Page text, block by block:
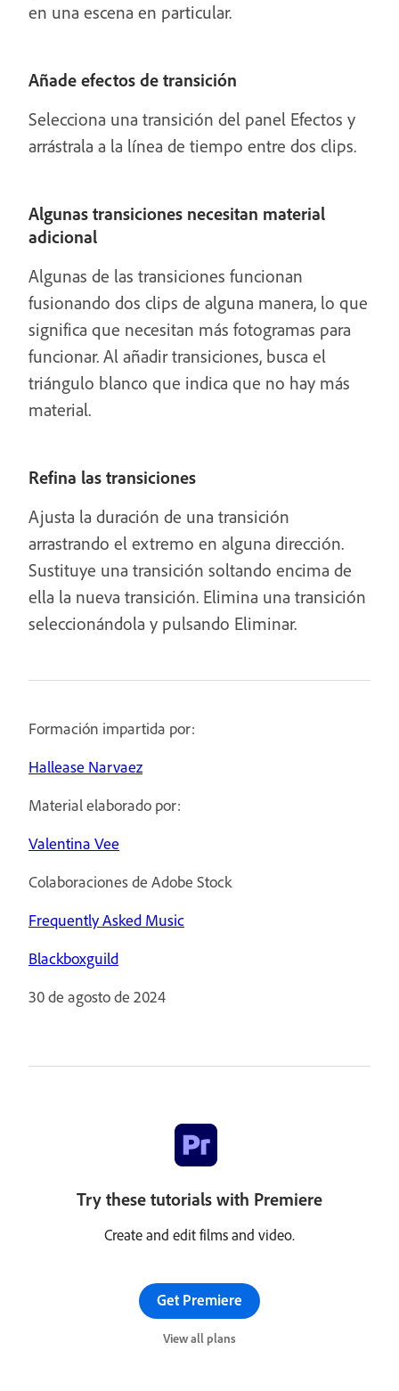
en una escena en particular.
Añade efectos de transición
Selecciona una transición del panel Efectos y
arrástrala a la línea de tiempo entre dos clips.
Algunas transiciones necesitan material
adicional
Algunas de las transiciones funcionan
fusionando dos clips de alguna manera, lo que
significa que necesitan más fotogramas para
funcionar. Al añadir transiciones, busca el
triángulo blanco que indica que no hay más
material.
Refina las transiciones
Ajusta la duración de una transición
arrastrando el extremo en alguna dirección.
Sustituye una transición soltando encima de
ella la nueva transición. Elimina una transición
seleccionándola y pulsando Eliminar.
Formación impartida por:
Hallease Narvaez
Material elaborado por:
Valentina Vee
Colaboraciones de Adobe Stock
Frequently Asked Music
Blackboxguild
30 de agosto de 2024
Try these tutorials with Premiere
Create and edit films and video.
Get Premiere
View all plans